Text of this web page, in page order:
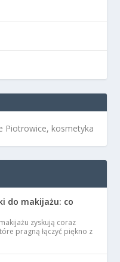
Piotrowice, kosmetyka
do makijażu: co
zyskują coraz
pragną łączyć piękno z